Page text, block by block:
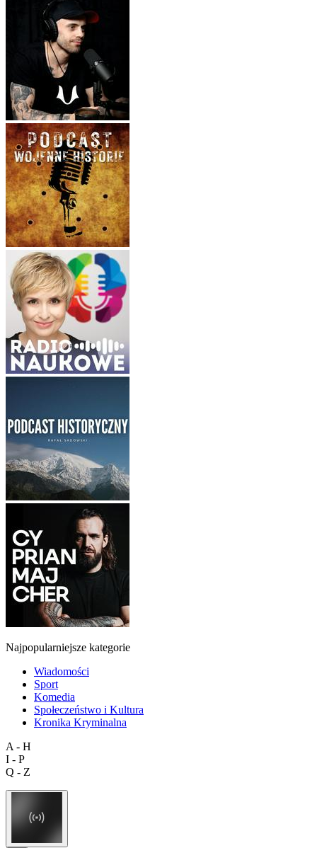
Najpopularniejsze kategorie
Wiadomości
Sport
Komedia
Społeczeństwo i Kultura
Kronika Kryminalna
A - H
I - P
Q - Z